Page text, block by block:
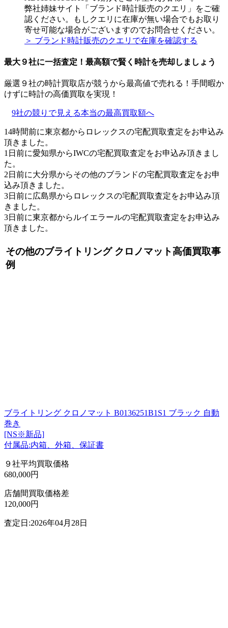
弊社姉妹サイト「ブランド時計販売のクエリ」をご確
認ください。もしクエリに在庫が無い場合でもお取り
寄せ可能な場合がございますのでお問合せください。
＞ ブランド時計販売のクエリで在庫を確認する
最大９社に一括査定！ 最高額で賢く時計を売却しましょう
厳選９社の時計買取店が競うから最高値で売れる！手間暇か
けずに時計の高価買取を実現！
9社の競りで見える本当の最高買取額へ
14時間前に東京都からロレックスの宅配買取査定をお申込み
頂きました。
1日前に愛知県からIWCの宅配買取査定をお申込み頂きまし
た。
2日前に大分県からその他のブランドの宅配買取査定をお申
込み頂きました。
3日前に広島県からロレックスの宅配買取査定をお申込み頂
きました。
3日前に東京都からルイエラールの宅配買取査定をお申込み
頂きました。
その他のブライトリング クロノマット高価買取事
例
ブライトリング クロノマット B0136251B1S1 ブラック 自動
巻き
[NS※新品]
付属品:内箱、外箱、保証書
９社平均買取価格
680,000円
店舗間買取価格差
120,000円
査定日:2026年04月28日